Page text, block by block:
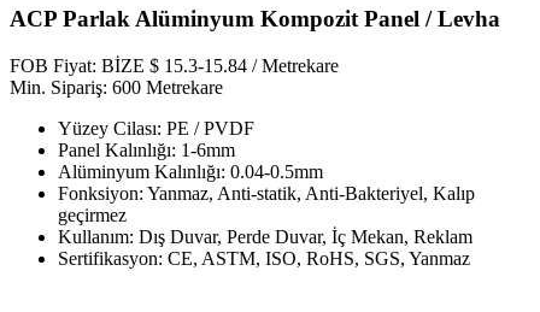
ACP Parlak Alüminyum Kompozit Panel / Levha
FOB Fiyat: BİZE $ 15.3-15.84 / Metrekare
Min. Sipariş: 600 Metrekare
Yüzey Cilası: PE / PVDF
Panel Kalınlığı: 1-6mm
Alüminyum Kalınlığı: 0.04-0.5mm
Fonksiyon: Yanmaz, Anti-statik, Anti-Bakteriyel, Kalıp
geçirmez
Kullanım: Dış Duvar, Perde Duvar, İç Mekan, Reklam
Sertifikasyon: CE, ASTM, ISO, RoHS, SGS, Yanmaz